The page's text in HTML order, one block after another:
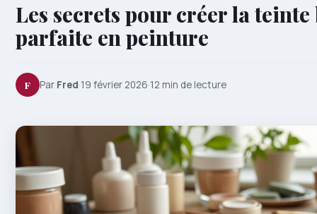
Les secrets pour créer la teinte
parfaite en peinture
F Par Fred·19 février 2026·12 min de lecture